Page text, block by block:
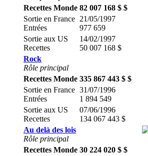
Recettes Monde 82 007 168 $ $
Sortie en France
Entrées
21/05/1997
977 659
Sortie aux US
Recettes
14/02/1997
50 007 168 $
Rock
Rôle principal
Recettes Monde 335 867 443 $ $
Sortie en France
Entrées
31/07/1996
1 894 549
Sortie aux US
Recettes
07/06/1996
134 067 443 $
Au delà des lois
Rôle principal
Recettes Monde 30 224 020 $ $